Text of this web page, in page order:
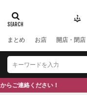
まとめ お店 開店・閉店
タグ
#ふくの里 南砺
南砺市、蕎麦
スキー場